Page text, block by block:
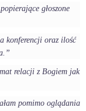
głoszone
konferencji oraz ilość
relacji z Bogiem jak
pomimo oglądania